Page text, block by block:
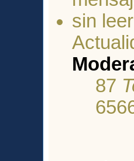
87